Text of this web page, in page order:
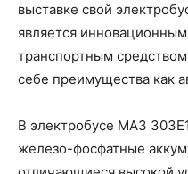
выставке свой
является
транспортным
себе преимущества как
В электробусе МАЗ
железо-фосфатные